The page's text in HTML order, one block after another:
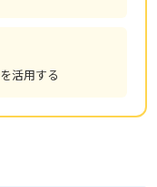
を活用する